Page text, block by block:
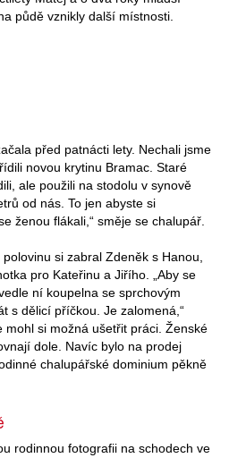
půdě vznikly další místnosti.
před patnácti lety. Nechali jsme
novou krytinu Bramac. Staré
ale použili na stodolu v synově
od nás. To jen abyste si
ženou flákali,“ směje se chalupář.
si zabral Zdeněk s Hanou,
pro Kateřinu a Jiřího. „Aby se
ní koupelna se sprchovým
s dělicí příčkou. Je zalomená,“
mohl si možná ušetřit práci. Ženské
dole. Navíc bylo na prodej
chalupářské dominium pěkně
rodinnou fotografii na schodech ve